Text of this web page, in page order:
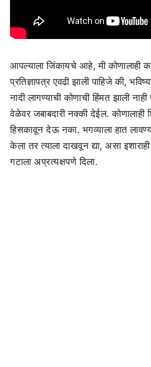
आपल्याला जिंकायचे आहे, मी कोणालाही
प्रतिज्ञापत्र एवढी झाली पाहिजे की,
नादी लागण्याची कोणाची हिंमत झाली
वेळेवर जबाबदारी नक्की देईल. कोणालाही
हिसकावून देऊ नका. भगव्याला हात
केला तर त्याला दाखवून द्या, असा
गटाला अप्रत्यक्षपणे दिला.